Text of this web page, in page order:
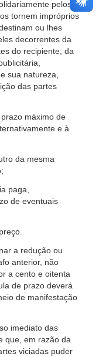
pelos
tornem impróprios
ou lhes
decorrentes da
do recipiente, da
sua natureza,
das partes
máximo de
e à
da mesma
paga,
de eventuais
a redução ou
anterior, não
a cento e oitenta
de prazo deverá
de manifestação
imediato das
que, em razão da
viciadas puder